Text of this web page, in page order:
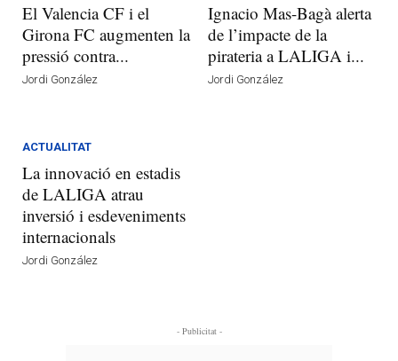
El Valencia CF i el
Girona FC augmenten la
pressió contra...
Jordi González
Ignacio Mas-Bagà alerta
de l’impacte de la
pirateria a LALIGA i...
Jordi González
ACTUALITAT
La innovació en estadis
de LALIGA atrau
inversió i esdeveniments
internacionals
Jordi González
- Publicitat -